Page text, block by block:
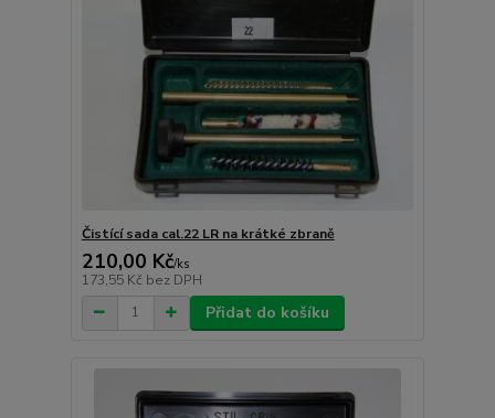
Čistící sada cal.22 LR na krátké zbraně
210,00 Kč/ks
173,55 Kč bez DPH
Přidat do košíku